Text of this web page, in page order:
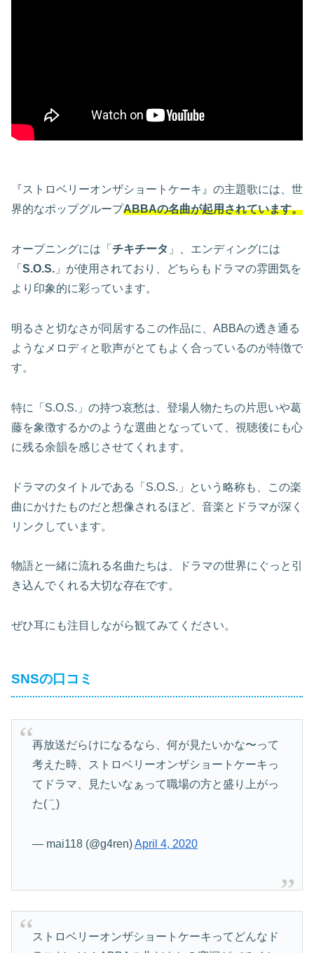
『ストロベリーオンザショートケーキ』の主題歌には、世
界的なポップグループABBAの名曲が起用されています。
オープニングには「 チキチータ 」、エンディングには
「 S.O.S. 」が使用されており、どちらもドラマの雰囲気を
より印象的に彩っています。
明るさと切なさが同居するこの作品に、ABBAの透き通る
ようなメロディと歌声がとてもよく合っているのが特徴で
す。
特に「S.O.S.」の持つ哀愁は、登場人物たちの片思いや葛
藤を象徴するかのような選曲となっていて、視聴後にも心
に残る余韻を感じさせてくれます。
ドラマのタイトルである「S.O.S.」という略称も、この楽
曲にかけたものだと想像されるほど、音楽とドラマが深く
リンクしています。
物語と一緒に流れる名曲たちは、ドラマの世界にぐっと引
き込んでくれる大切な存在です。
ぜひ耳にも注目しながら観てみてください。
SNSの口コミ
再放送だらけになるなら、何が見たいかな〜って
考えた時、ストロベリーオンザショートケーキっ
てドラマ、見たいなぁって職場の方と盛り上がっ
た( ¨̮ )
— mai118 (@g4ren)April 4, 2020
ストロベリーオンザショートケーキってどんなド